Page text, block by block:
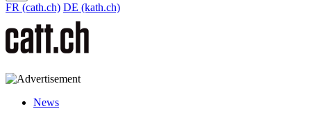
FR (cath.ch) DE (kath.ch)
News